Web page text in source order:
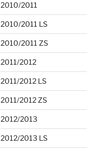
2010/2011
2010/2011 LS
2010/2011 ZS
2011/2012
2011/2012 LS
2011/2012 ZS
2012/2013
2012/2013 LS